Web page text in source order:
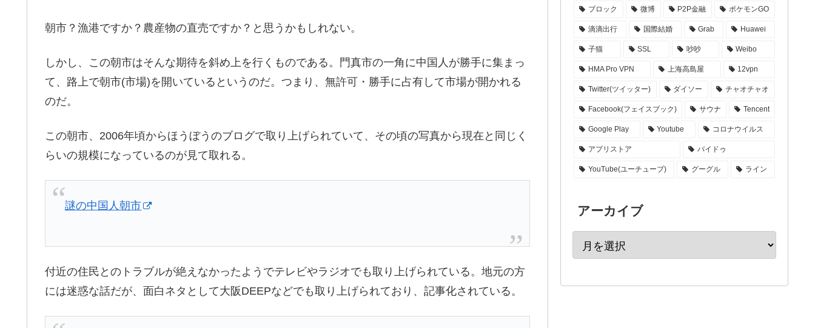
朝市？漁港ですか？農産物の直売ですか？と思うかもしれない。
しかし、この朝市はそんな期待を斜め上を行くものである。門真市の一角に中国人が勝手に集まっ
て、路上で朝市(市場)を開いているというのだ。つまり、無許可・勝手に占有して市場が開かれる
のだ。
この朝市、2006年頃からほうぼうのブログで取り上げられていて、その頃の写真から現在と同じく
らいの規模になっているのが見て取れる。
謎の中国人朝市
付近の住民とのトラブルが絶えなかったようでテレビやラジオでも取り上げられている。地元の方
には迷惑な話だが、面白ネタとして大阪DEEPなどでも取り上げられており、記事化されている。
ブロック 微博 P2P金融 ポケモンGO
滴滴出行 国際結婚 Grab Huawei
子猫 SSL 吵吵 Weibo
HMA Pro VPN 上海高島屋 12vpn
Twitter(ツイッター) ダイソー チャオチャオ
Facebook(フェイスブック) サウナ Tencent
Google Play Youtube コロナウイルス
アプリストア バイドゥ
YouTube(ユーチューブ) グーグル ライン
アーカイブ